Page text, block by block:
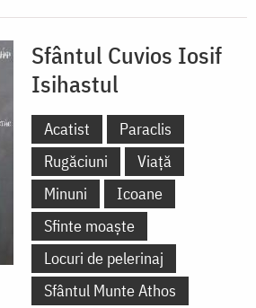
Sfântul Cuvios Iosif
Isihastul
Acatist
Paraclis
Rugăciuni
Viață
Minuni
Icoane
Sfinte moaște
Locuri de pelerinaj
Sfântul Munte Athos